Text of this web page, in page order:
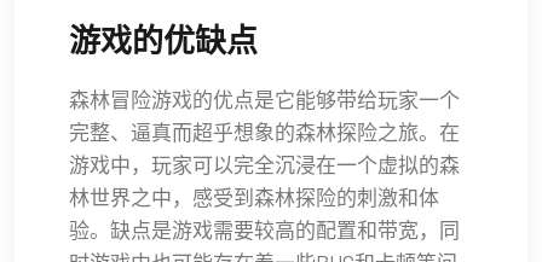
游戏的优缺点
森林冒险游戏的优点是它能够带给玩家一个
完整、逼真而超乎想象的森林探险之旅。在
游戏中，玩家可以完全沉浸在一个虚拟的森
林世界之中，感受到森林探险的刺激和体
验。缺点是游戏需要较高的配置和带宽，同